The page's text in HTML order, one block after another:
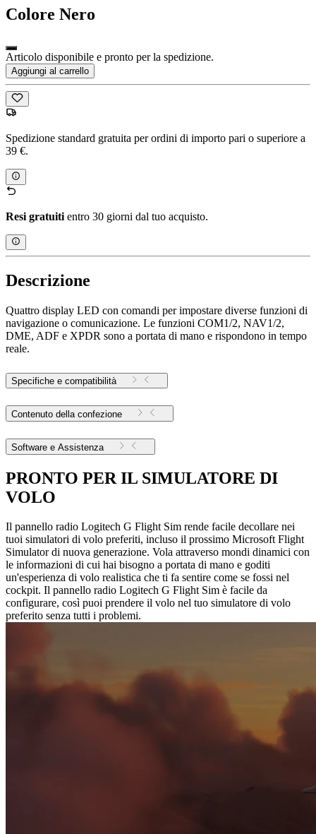
Colore Nero
Articolo disponibile e pronto per la spedizione.
Aggiungi al carrello
Spedizione standard gratuita per ordini di importo pari o superiore a
39 €.
Resi gratuiti entro 30 giorni dal tuo acquisto.
Descrizione
Quattro display LED con comandi per impostare diverse funzioni di
navigazione o comunicazione. Le funzioni COM1/2, NAV1/2,
DME, ADF e XPDR sono a portata di mano e rispondono in tempo
reale.
Specifiche e compatibilità
Contenuto della confezione
Software e Assistenza
PRONTO PER IL SIMULATORE DI
VOLO
Il pannello radio Logitech G Flight Sim rende facile decollare nei
tuoi simulatori di volo preferiti, incluso il prossimo Microsoft Flight
Simulator di nuova generazione. Vola attraverso mondi dinamici con
le informazioni di cui hai bisogno a portata di mano e goditi
un'esperienza di volo realistica che ti fa sentire come se fossi nel
cockpit. Il pannello radio Logitech G Flight Sim è facile da
configurare, così puoi prendere il volo nel tuo simulatore di volo
preferito senza tutti i problemi.